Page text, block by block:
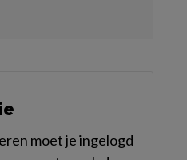
moet je ingelogd